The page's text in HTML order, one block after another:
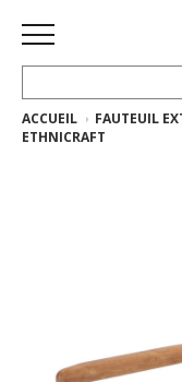
ACCUEIL
Collection
ACCUEIL
FAUTEUIL
ETHNICRAFT